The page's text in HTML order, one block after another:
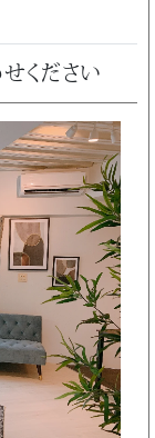
ください